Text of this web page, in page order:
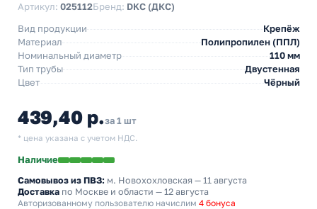
Артикул: 025112Бренд: DKC (ДКС)
Вид продукции
Крепёж
Материал
Полипропилен (ППЛ)
Номинальный диаметр
110 мм
Тип трубы
Двустенная
Цвет
Чёрный
439,40 р.за 1 шт
* цена указана с учетом НДС.
Наличие
Самовывоз из ПВЗ: м. Новохохловская — 11 августа
Доставка по Москве и области — 12 августа
Авторизованному пользователю начислим 4 бонуса